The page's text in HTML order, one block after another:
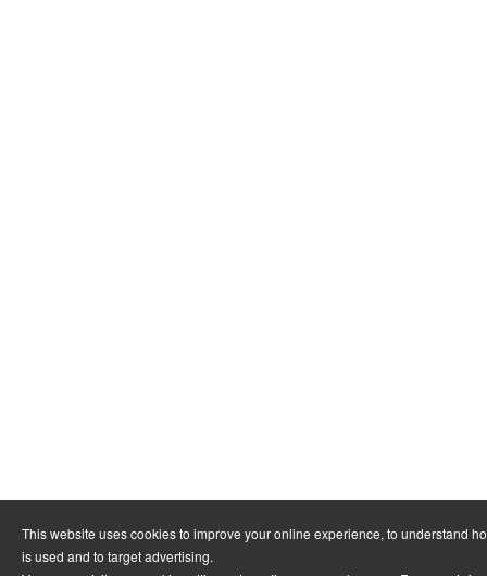
This website uses cookies to improve your online experience, to understand
is used and to target advertising.